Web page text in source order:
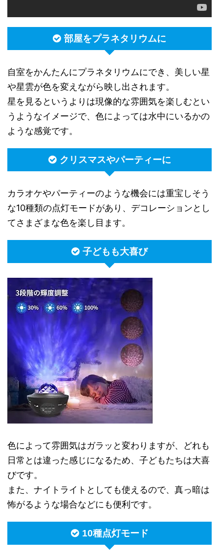
部屋をプラネタリウムに
自室をかんたんにプラネタリウムにでき、美しい星
や星雲が色を変えながら映し出されます。
星を見るというよりは現像的な雰囲気を楽しむとい
うようなイメージで、色によっては水中にいるかの
ような感覚です。
クリスマスやパーティーに
カラオケやパーティーのような機会には重宝しそう
な10種類の点灯モードがあり、デコレーションとし
てさまざまな色を楽し目ます。
子どもも大喜び
色によって雰囲気はガラッと変わりますが、どれも
日常とは違った感じになるため、子どもたちは大喜
びです。
また、ナイトライトとしても使えるので、真っ暗は
怖がるような場合などにも便利です。
10種点灯モード